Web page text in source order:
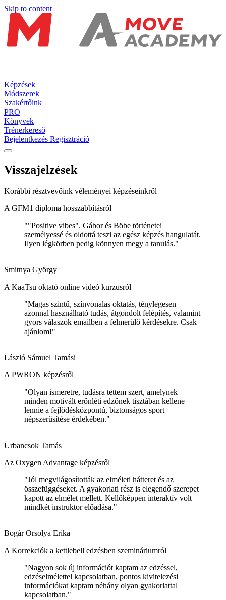
Skip to content
Képzések
Módszerek
Szakértőink
PRO
Könyvek
Trénerkereső
Bejelentkezés Regisztráció
Visszajelzések
Korábbi résztvevőink véleményei képzéseinkről
A GFM1 diploma hosszabbításról
""Positive vibes". Gábor és Böbe történetei
személyessé és oldottá teszi az egész képzés hangulatát.
Ilyen légkörben pedig könnyen megy a tanulás."
Smitnya György
A KaaTsu oktató online videó kurzusról
"Magas szintű, színvonalas oktatás, ténylegesen
azonnal használható tudás, átgondolt felépítés, valamint
gyors válaszok emailben a felmerülő kérdésekre. Csak
ajánlom!"
László Sámuel Tamási
A PWRON képzésről
"Olyan ismeretre, tudásra tettem szert, amelynek
minden motivált erőnléti edzőnek tisztában kellene
lennie a fejlődésközpontú, biztonságos sport
népszerűsítése érdekében."
Urbancsok Tamás
Az Oxygen Advantage képzésről
"Jól megvilágosították az elméleti hátteret és az
összefüggéseket. A gyakorlati rész is elegendő szerepet
kapott az elmélet mellett. Kellőképpen interaktív volt
mindkét instruktor előadása."
Bogár Orsolya Erika
A Korrekciók a kettlebell edzésben szemináriumról
"Nagyon sok új információt kaptam az edzéssel,
edzéselmélettel kapcsolatban, pontos kivitelezési
információkat kaptam néhány olyan gyakorlattal
kapcsolatban."